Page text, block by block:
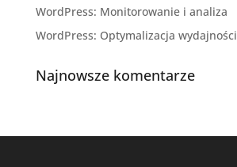
WordPress: Monitorowanie i analiza
WordPress: Optymalizacja wydajności
Najnowsze komentarze